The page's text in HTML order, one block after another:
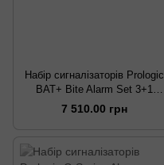
Набір сигналізаторів Prologic
BAT+ Bite Alarm Set 3+1
різнобарвний
7 510.00 грн